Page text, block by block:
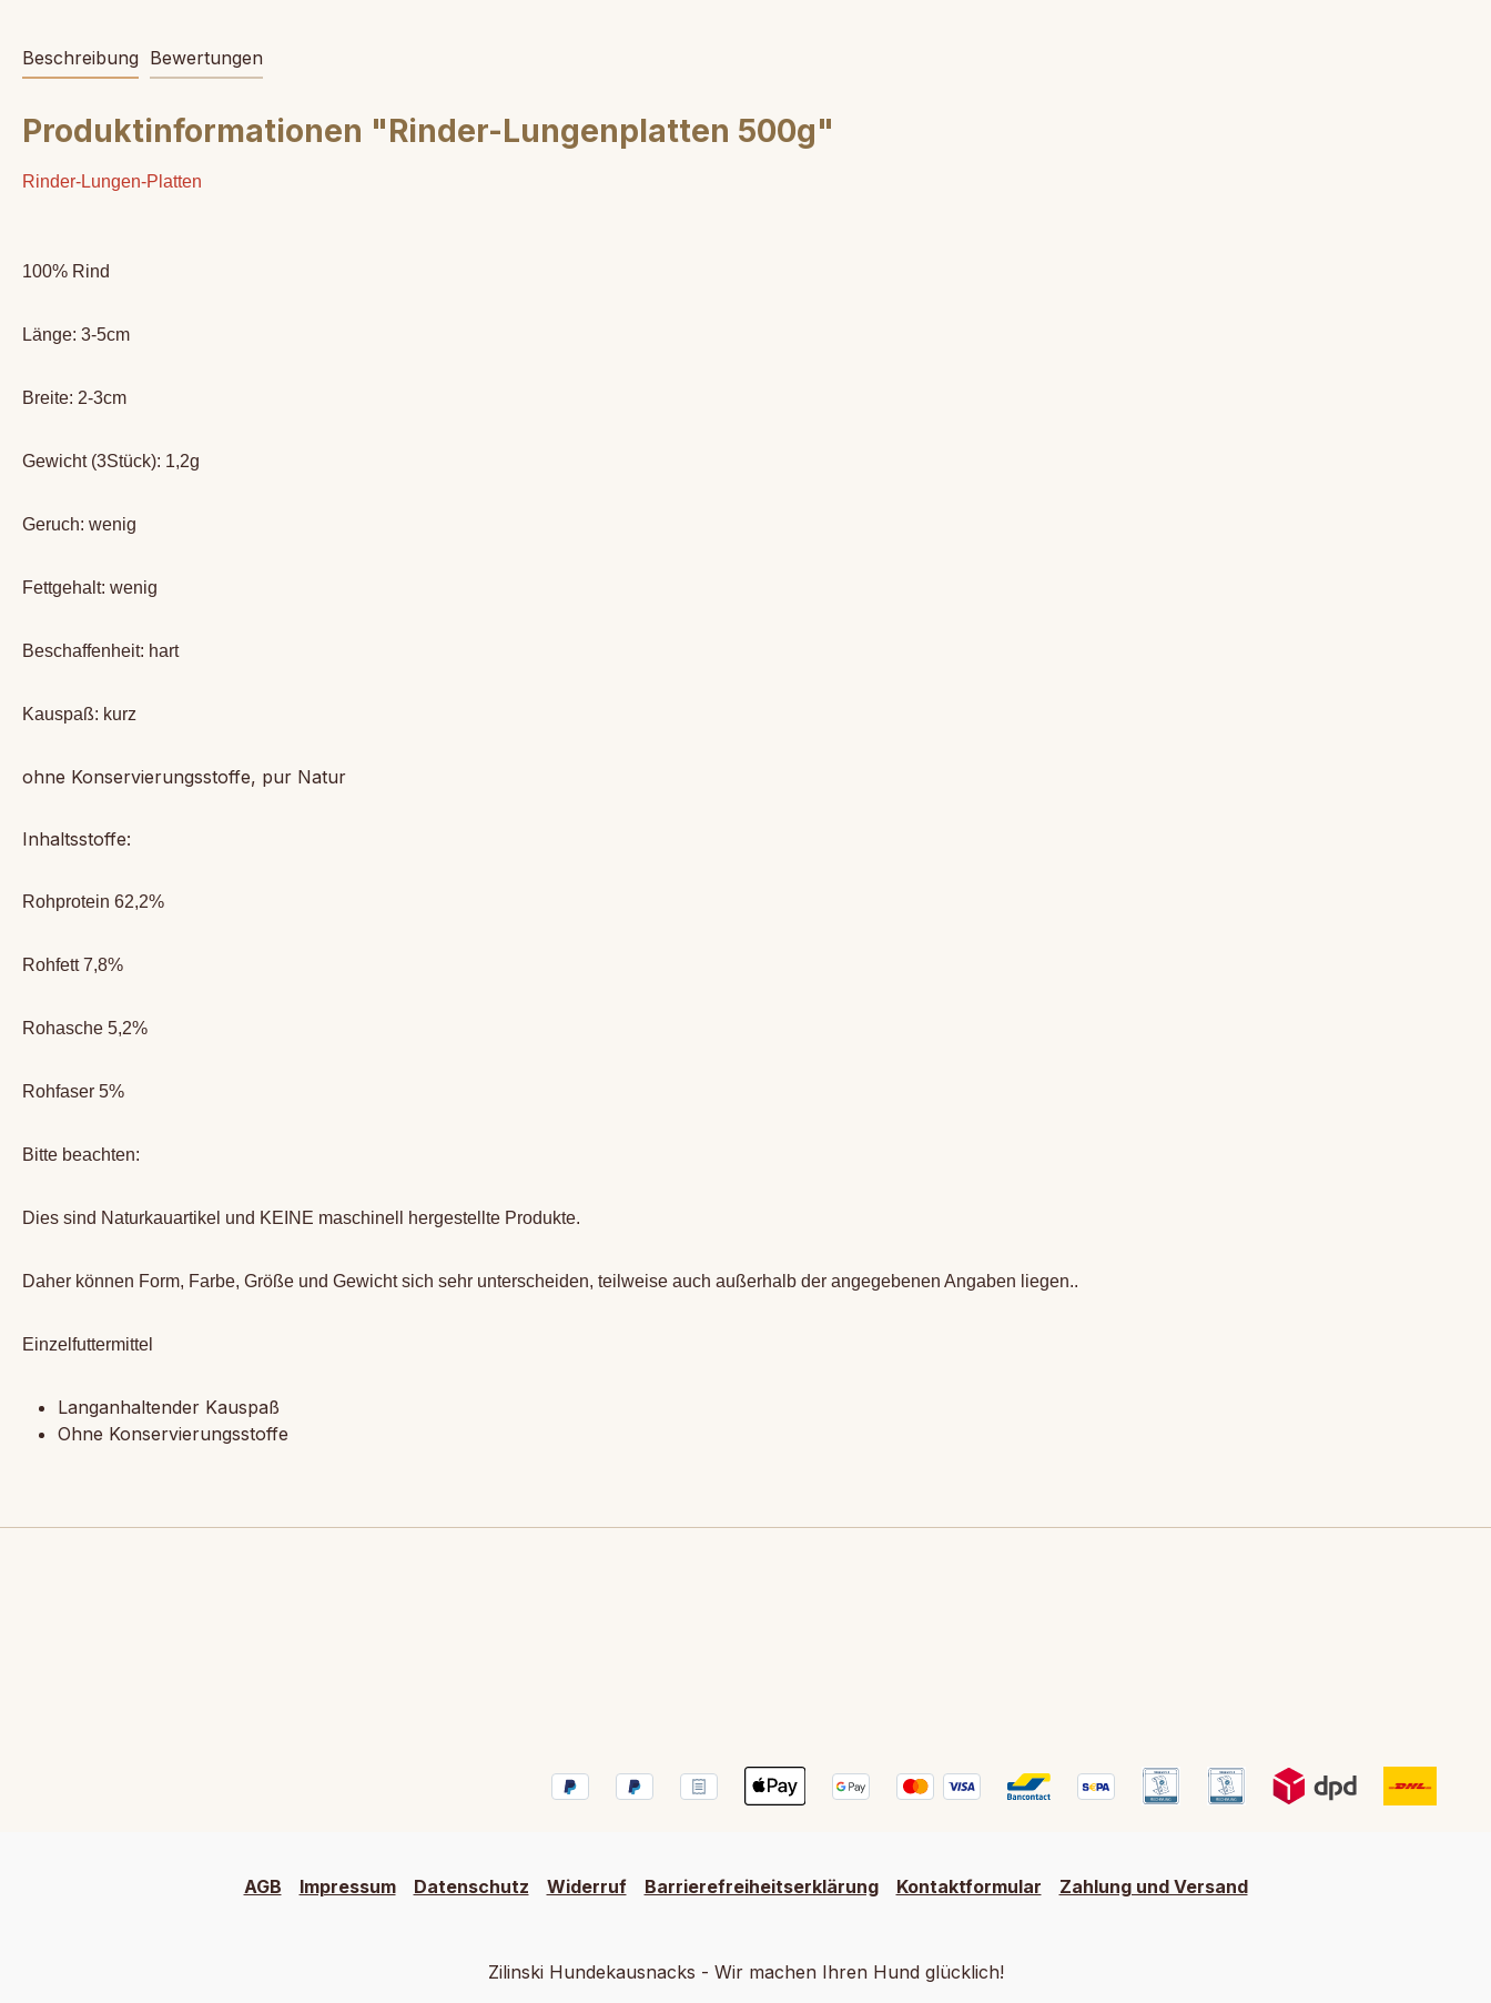
Beschreibung Bewertungen
Produktinformationen "Rinder-Lungenplatten 500g"
Rinder-Lungen-Platten
100% Rind
Länge: 3-5cm
Breite: 2-3cm
Gewicht (3Stück): 1,2g
Geruch: wenig
Fettgehalt: wenig
Beschaffenheit: hart
Kauspaß: kurz
ohne Konservierungsstoffe, pur Natur
Inhaltsstoffe:
Rohprotein 62,2%
Rohfett 7,8%
Rohasche 5,2%
Rohfaser 5%
Bitte beachten:
Dies sind Naturkauartikel und KEINE maschinell hergestellte Produkte.
Daher können Form, Farbe, Größe und Gewicht sich sehr unterscheiden, teilweise auch außerhalb der angegebenen Angaben liegen..
Einzelfuttermittel
Langanhaltender Kauspaß
Ohne Konservierungsstoffe
AGB Impressum Datenschutz Widerruf Barrierefreiheitserklärung Kontaktformular Zahlung und Versand
Zilinski Hundekausnacks - Wir machen Ihren Hund glücklich!